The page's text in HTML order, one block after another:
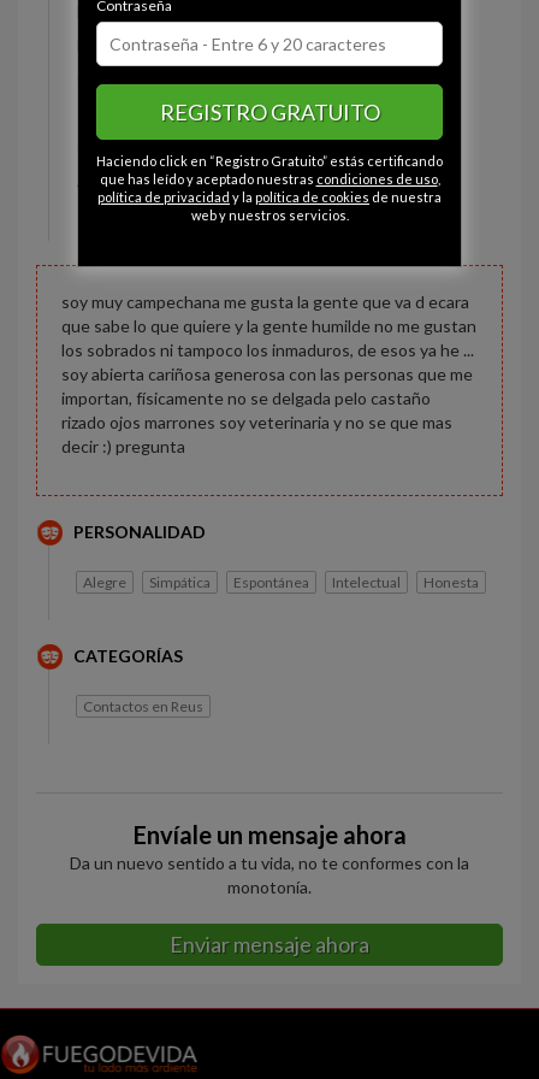
Estado civil:
Fumador/a: Sí
Castaña
Constitución: Normal
Altura: 166 cm
soy muy campechana me gusta la gente que va d ecara
que sabe lo que quiere y la gente humilde no me gustan
los sobrados ni tampoco los inmaduros, de esos ya he ...
soy abierta cariñosa generosa con las personas que me
importan, físicamente no se delgada pelo castaño
rizado ojos marrones soy veterinaria y no se que mas
decir :) pregunta
PERSONALIDAD
Alegre Simpática Espontánea Intelectual Honesta
CATEGORÍAS
Contactos en Reus
Envíale un mensaje ahora
Da un nuevo sentido a tu vida, no te conformes con la
monotonía.
Enviar mensaje ahora
Contraseña
REGISTRO GRATUITO
Haciendo click en “Registro Gratuito” estás certificando
que has leído y aceptado nuestras condiciones de uso,
política de privacidad y la política de cookies de nuestra
web y nuestros servicios.